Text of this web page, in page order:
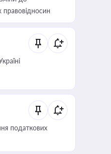
правовідносин
податкових